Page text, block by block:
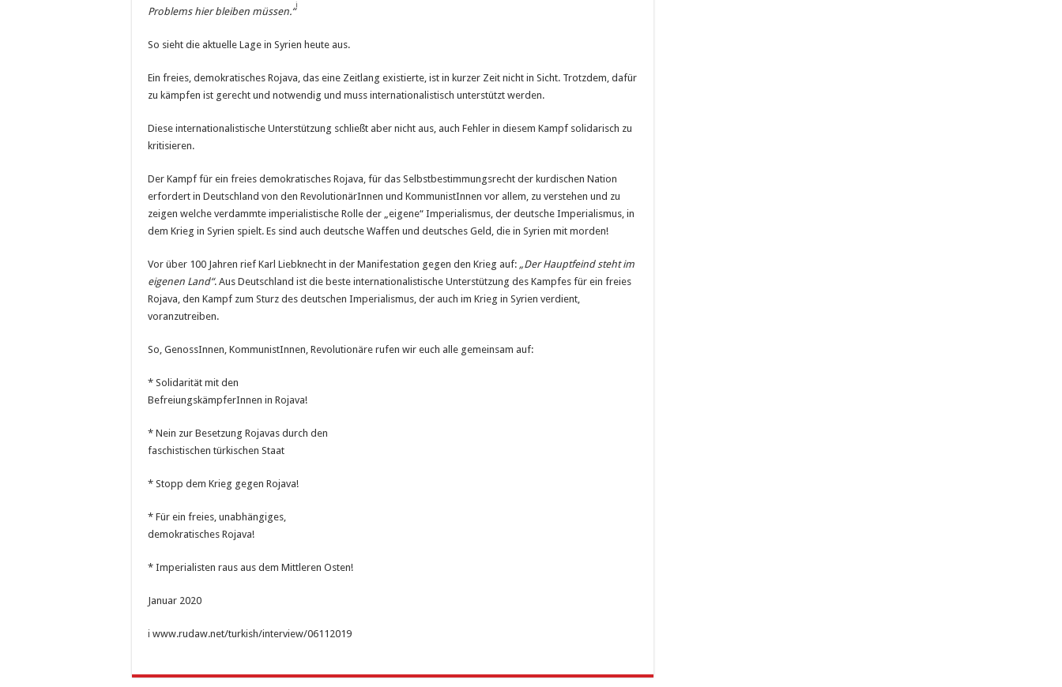
Problems hier bleiben müssen.“
i
So sieht die aktuelle Lage in Syrien heute aus.
Ein freies, demokratisches Rojava, das eine Zeitlang existierte, ist in kurzer Zeit nicht in Sicht. Trotzdem, dafür
zu kämpfen ist gerecht und notwendig und muss internationalistisch unterstützt werden.
Diese internationalistische Unterstützung schließt aber nicht aus, auch Fehler in diesem Kampf solidarisch zu
kritisieren.
Der Kampf für ein freies demokratisches Rojava, für das Selbstbestimmungsrecht der kurdischen Nation
erfordert in Deutschland von den RevolutionärInnen und KommunistInnen vor allem, zu verstehen und zu
zeigen welche verdammte imperialistische Rolle der „eigene“ Imperialismus, der deutsche Imperialismus, in
dem Krieg in Syrien spielt. Es sind auch deutsche Waffen und deutsches Geld, die in Syrien mit morden!
Vor über 100 Jahren rief Karl Liebknecht in der Manifestation gegen den Krieg auf: „Der Hauptfeind steht im
eigenen Land“. Aus Deutschland ist die beste internationalistische Unterstützung des Kampfes für ein freies
Rojava, den Kampf zum Sturz des deutschen Imperialismus, der auch im Krieg in Syrien verdient,
voranzutreiben.
So, GenossInnen, KommunistInnen, Revolutionäre rufen wir euch alle gemeinsam auf:
* Solidarität mit den
BefreiungskämpferInnen in Rojava!
* Nein zur Besetzung Rojavas durch den
faschistischen türkischen Staat
* Stopp dem Krieg gegen Rojava!
* Für ein freies, unabhängiges,
demokratisches Rojava!
* Imperialisten raus aus dem Mittleren Osten!
Januar 2020
i www.rudaw.net/turkish/interview/06112019